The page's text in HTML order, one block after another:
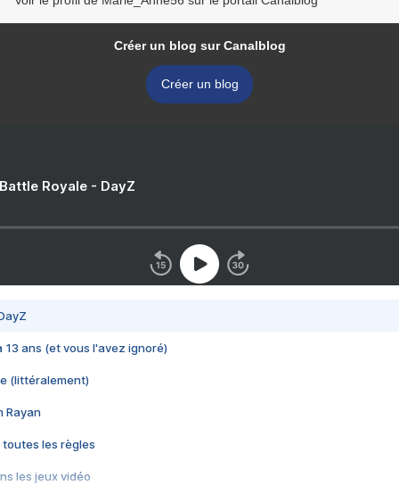
Créer un blog sur Canalblog
Créer un blog
Royale - DayZ
13 ans (et vous l'avez ignoré)
(littéralement)
Rayan
toutes les règles
les jeux vidéo